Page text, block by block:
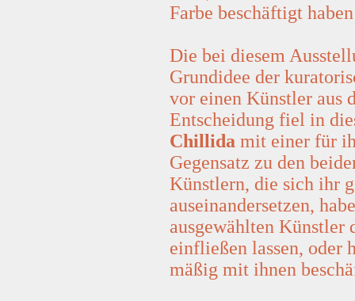
Farbe beschäftigt
Die bei diesem
Grundidee der
vor einen Künstler aus
Entscheidung fiel in
Chillida mit einer für
Gegensatz zu den
Künstlern, die sich ihr
auseinandersetzen,
ausgewählten Künstler
einfließen lassen, oder
mäßig mit ihnen